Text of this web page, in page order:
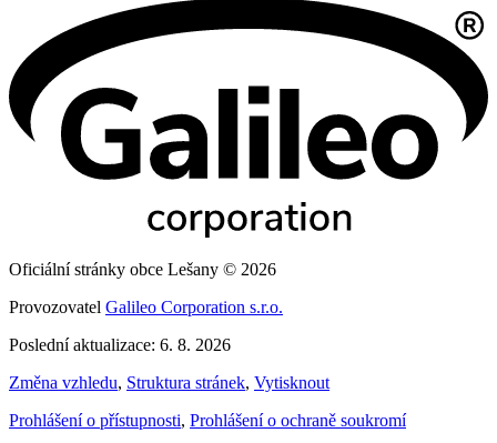
Oficiální stránky obce Lešany © 2026
Provozovatel Galileo Corporation s.r.o.
Poslední aktualizace: 6. 8. 2026
Změna vzhledu, Struktura stránek, Vytisknout
Prohlášení o přístupnosti, Prohlášení o ochraně soukromí